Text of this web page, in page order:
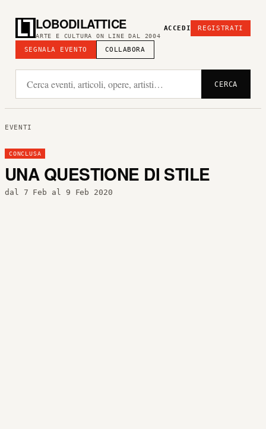
LOBODILATTICE
ARTE E CULTURA ON LINE DAL 2004
SEGNALA EVENTO COLLABORA
ACCEDI REGISTRATI
CERCA
EVENTI
CONCLUSA
UNA QUESTIONE DI STILE
dal 7 Feb al 9 Feb 2020